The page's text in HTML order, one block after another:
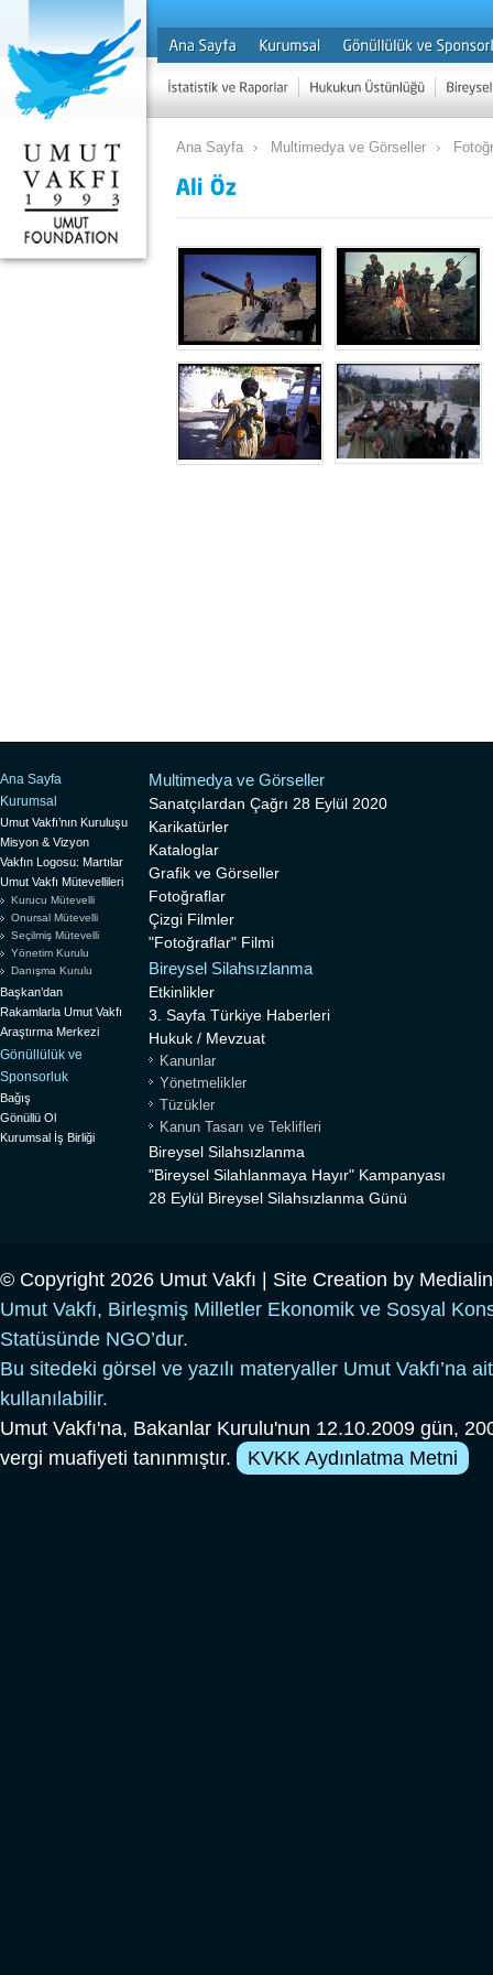
Ana Sayfa Multimedya ve Görseller
Ana Sayfa
Kurumsal
Umut Vakfı’nın Kuruluşu
Misyon & Vizyon
Vakfın Logosu: Martılar
Umut Vakfı Mütevellileri
Kurucu Mütevelli
Onursal Mütevelli
Seçilmiş Mütevelli
Yönetim Kurulu
Danışma Kurulu
Başkan’dan
Rakamlarla Umut Vakfı
Araştırma Merkezi
Gönüllülük ve
Sponsorluk
Bağış
Gönüllü Ol
Kurumsal İş Birliği
Multimedya ve Görseller
Sanatçılardan Çağrı 28 Eylül 2020
Karikatürler
Kataloglar
Grafik ve Görseller
Fotoğraflar
Çizgi Filmler
"Fotoğraflar" Filmi
Bireysel Silahsızlanma
Etkinlikler
3. Sayfa Türkiye Haberleri
Hukuk / Mevzuat
Kanunlar
Yönetmelikler
Tüzükler
Kanun Tasarı ve Teklifleri
Bireysel Silahsızlanma
"Bireysel Silahlanmaya Hayır" Kampanyası
28 Eylül Bireysel Silahsızlanma Günü
© Copyright 2026 Umut Vakfı | Site Creation by
Umut Vakfı, Birleşmiş Milletler Ekonomik ve Sosyal
Statüsünde NGO’dur.
Bu sitedeki görsel ve yazılı materyaller Umut Vakfı’na
kullanılabilir.
Umut Vakfı'na, Bakanlar Kurulu'nun 12.10.2009 gün,
vergi muafiyeti tanınmıştır.
KVKK Aydınlatma Metni